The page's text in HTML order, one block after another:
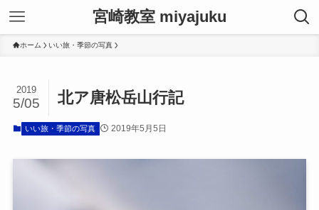
宮崎教室 miyajuku
ホーム いい旅・季節の写真
北ア唐松岳山行記
2019
5/05
いい旅・季節の写真 2019年5月5日